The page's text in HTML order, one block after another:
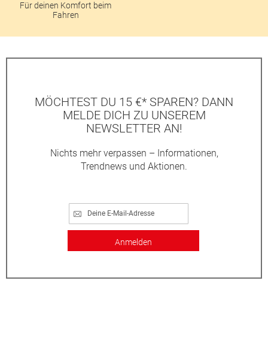
Für deinen Komfort beim
Fahren
MÖCHTEST DU 15 €* SPAREN? DANN
MELDE DICH ZU UNSEREM
NEWSLETTER AN!
Nichts mehr verpassen – Informationen,
Trendnews und Aktionen.
Anmelden